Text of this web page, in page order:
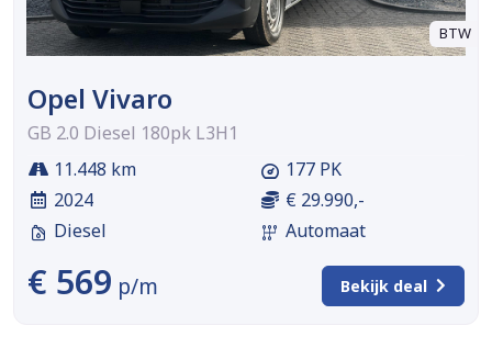
BTW
Opel Vivaro
GB 2.0 Diesel 180pk L3H1
11.448 km
2024
Diesel
177 PK
€ 29.990,-
Automaat
€ 569 p/m Bekijk deal